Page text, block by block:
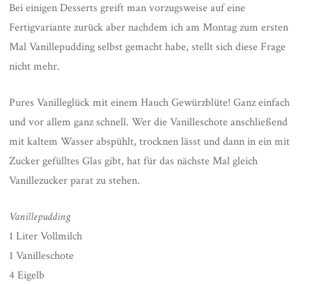
Bei einigen Desserts greift man vorzugsweise auf eine
Fertigvariante zurück aber nachdem ich am Montag zum ersten
Mal Vanillepudding selbst gemacht habe, stellt sich diese Frage
nicht mehr.
Pures Vanilleglück mit einem Hauch Gewürzblüte! Ganz einfach
und vor allem ganz schnell. Wer die Vanilleschote anschließend
mit kaltem Wasser abspühlt, trocknen lässt und dann in ein mit
Zucker gefülltes Glas gibt, hat für das nächste Mal gleich
Vanillezucker parat zu stehen.
Vanillepudding
1 Liter Vollmilch
1 Vanilleschote
4 Eigelb